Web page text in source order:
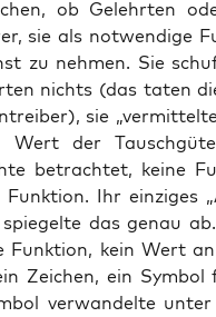
ob Gelehr­ten
sie als not­wen­di­ge
zu neh­men. Sie
nichts (das taten
sie
Wert der
betrach­tet, kei­ne
Funk­ti­on. Ihr ein­zi­ges
das genau
Funk­ti­on, kein Wert
Zei­chen, ein Sym­bol
ver­wan­del­te